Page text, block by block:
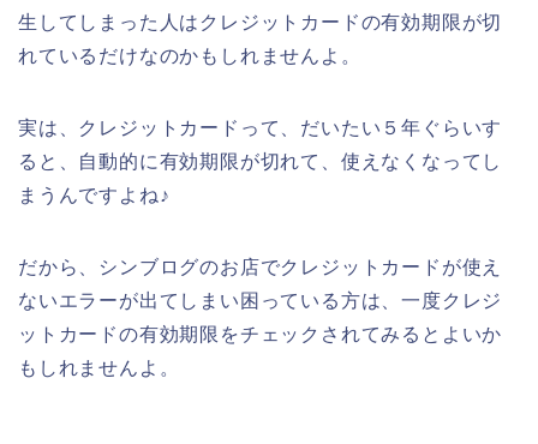
生してしまった人はクレジットカードの有効期限が切
れているだけなのかもしれませんよ。
実は、クレジットカードって、だいたい５年ぐらいす
ると、自動的に有効期限が切れて、使えなくなってし
まうんですよね♪
だから、シンブログのお店でクレジットカードが使え
ないエラーが出てしまい困っている方は、一度クレジ
ットカードの有効期限をチェックされてみるとよいか
もしれませんよ。